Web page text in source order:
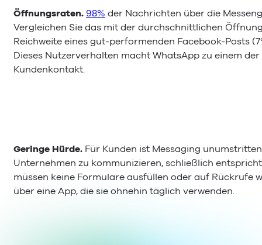
Öffnungsraten.98% der Nachrichten über die
Vergleichen Sie das mit der durchschnittlichen
Reichweite eines gut-performenden Facebook-Posts
Dieses Nutzerverhalten macht WhatsApp zu einem
Kundenkontakt.
Geringe Hürde. Für Kunden ist Messaging
Unternehmen zu kommunizieren, schließlich
müssen keine Formulare ausfüllen oder auf Rückrufe
über eine App, die sie ohnehin täglich verwenden.